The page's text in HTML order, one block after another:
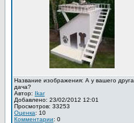
Название изображения: А у вашего друга
дача?
Автор: Ikar
Добавлено: 23/02/2012 12:01
Просмотров: 33253
Оценка: 10
Комментарии: 0